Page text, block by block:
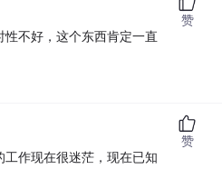
不好，这个东西肯定一直
赞
工作现在很迷茫，现在已知
赞